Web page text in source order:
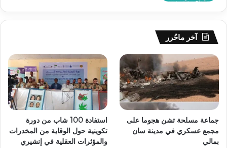
آخر ماحُرر
جماعة مسلحة تشن هجوما على
مجمع عسكري في مدينة سان
بمالي
استفادة 100 شاب من دورة
تكوينية حول الوقاية من المخدرات
والمؤثرات العقلية في إنشيري